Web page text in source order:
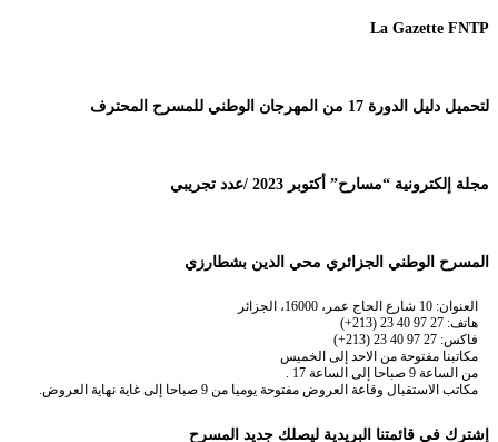
La Gazette FNTP
لتحميل دليل الدورة 17 من المهرجان الوطني للمسرح المحترف
مجلة إلكترونية “مسارح” أكتوبر 2023 /عدد تجريبي
المسرح الوطني الجزائري محي الدين بشطارزي
العنوان: 10 شارع الحاج عمر، 16000، الجزائر
هاتف: 27 97 40 23 (213+)
فاكس: 27 97 40 23 (213+)
مكاتبنا مفتوحة من الاحد إلى الخميس
من الساعة 9 صباحا إلى الساعة 17 .
مكاتب الاستقبال وقاعة العروض مفتوحة يوميا من 9 صباحا إلى غاية نهاية العروض.
إشترك في قائمتنا البريدية ليصلك جديد المسرح